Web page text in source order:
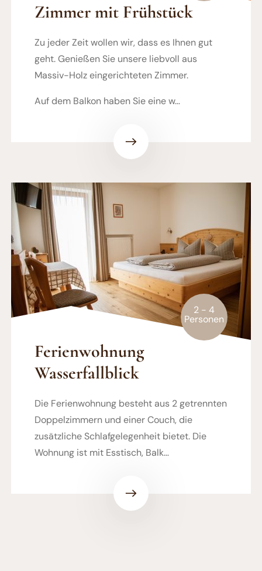
Zimmer mit Frühstück
Zu jeder Zeit wollen wir, dass es Ihnen gut
geht. Genießen Sie unsere liebvoll aus
Massiv-Holz eingerichteten Zimmer.
Auf dem Balkon haben Sie eine w…
2 - 4
Personen
Ferienwohnung
Wasserfallblick
Die Ferienwohnung besteht aus 2 getrennten
Doppelzimmern und einer Couch, die
zusätzliche Schlafgelegenheit bietet. Die
Wohnung ist mit Esstisch, Balk…